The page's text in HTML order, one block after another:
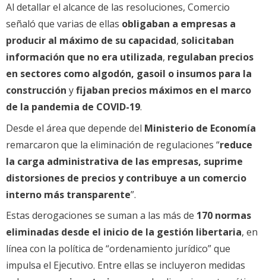
Al detallar el alcance de las resoluciones, Comercio
señaló que varias de ellas obligaban a empresas a
producir al máximo de su capacidad, solicitaban
información que no era utilizada, regulaban precios
en sectores como algodón, gasoil o insumos para la
construcción yfijaban precios máximos en el marco
de la pandemia de COVID-19.
Desde el área que depende del Ministerio de Economía
remarcaron que la eliminación de regulaciones “reduce
la carga administrativa de las empresas, suprime
distorsiones de precios y contribuye a un comercio
interno más transparente”.
Estas derogaciones se suman a las más de 170 normas
eliminadas desde el inicio de la gestión libertaria, en
línea con la política de “ordenamiento jurídico” que
impulsa el Ejecutivo. Entre ellas se incluyeron medidas